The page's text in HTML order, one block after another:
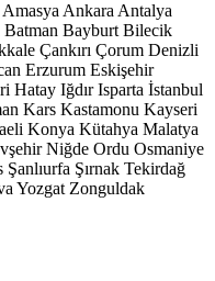
Amasya Ankara Antalya
Batman Bayburt Bilecik
Çankırı Çorum Denizli
Erzurum Eskişehir
Hatay Iğdır Isparta İstanbul
Kars Kastamonu Kayseri
Konya Kütahya Malatya
Niğde Ordu Osmaniye
Şanlıurfa Şırnak Tekirdağ
Yozgat Zonguldak